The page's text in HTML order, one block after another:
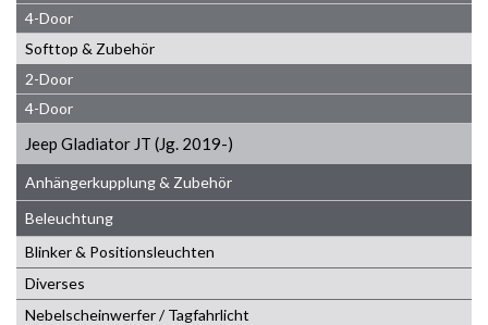
4-Door
Softtop & Zubehör
2-Door
4-Door
Jeep Gladiator JT (Jg. 2019-)
Anhängerkupplung & Zubehör
Beleuchtung
Blinker & Positionsleuchten
Diverses
Nebelscheinwerfer / Tagfahrlicht